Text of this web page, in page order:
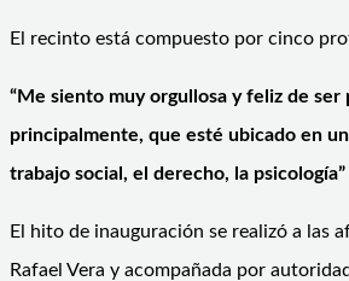
El recinto está compuesto por cinco
“Me siento muy orgullosa y feliz de
principalmente, que esté ubicado en
trabajo social, el derecho, la psicología”
El hito de inauguración se realizó a las
Rafael Vera y acompañada por